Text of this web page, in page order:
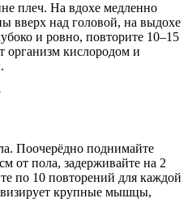
плеч. На вдохе медленно
вверх над головой, на выдохе
и ровно, повторите 10–15
организм кислородом и
Поочерёдно поднимайте
от пола, задерживайте на 2
по 10 повторений для каждой
крупные мышцы,